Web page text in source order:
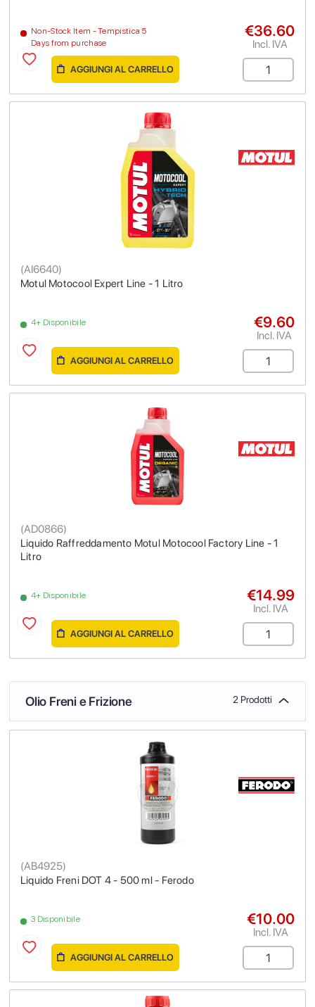
Non-Stock Item - Tempistica 5
Days from purchase
€36.60
Incl. IVA
AGGIUNGI AL CARRELLO
Motul Motocool Expert Line - 1 Litro
(AI6640)
4+ Disponibile €9.60
Incl. IVA
AGGIUNGI AL CARRELLO
Liquido Raffreddamento Motul Motocool Factory Line - 1
Litro
(AD0866)
4+ Disponibile €14.99
Incl. IVA
AGGIUNGI AL CARRELLO
Olio Freni e Frizione 2 Prodotti
Liquido Freni DOT 4 - 500 ml - Ferodo
(AB4925)
3 Disponibile €10.00
Incl. IVA
AGGIUNGI AL CARRELLO